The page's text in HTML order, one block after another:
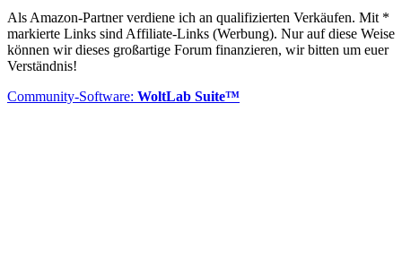
Als Amazon-Partner verdiene ich an qualifizierten Verkäufen. Mit *
markierte Links sind Affiliate-Links (Werbung). Nur auf diese Weise
können wir dieses großartige Forum finanzieren, wir bitten um euer
Verständnis!
Community-Software: WoltLab Suite™